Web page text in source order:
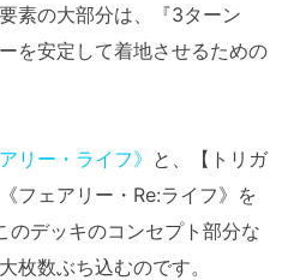
素の大部分は、『3ターン
を安定して着地させるための
リー・ライフ》 と、【トリガ
フェアリー・Re:ライフ》を
のデッキのコンセプト部分な
枚数ぶち込むのです。